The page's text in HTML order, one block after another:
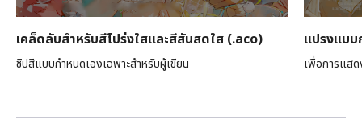
เคล็ดลับสำหรับสีโปร่งใสและสีสันสดใส (.aco)
ชิปสีแบบกำหนดเองเฉพาะสำหรับผู้เขียน
แปรงแบบ
เพื่อการแส